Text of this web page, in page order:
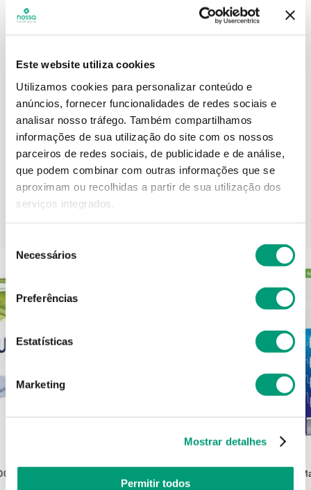
Este website utiliza cookies
Utilizamos cookies para personalizar conteúdo e
anúncios, fornecer funcionalidades de redes sociais e
analisar nosso tráfego. Também compartilhamos
informações de sua utilização do site com os nossos
parceiros de redes sociais, de publicidade e de análise,
que podem combinar com outras informações que se
aproximam ou recolhidas a partir de sua utilização dos
serviços integrados.
Necessários
Preferências
Estatísticas
Marketing
Mostrar detalhes
Permitir todos
Descrição do Produto
Contra-indicações
Informações técnicas
PODERÁ TAMBÉM GOSTAR
30